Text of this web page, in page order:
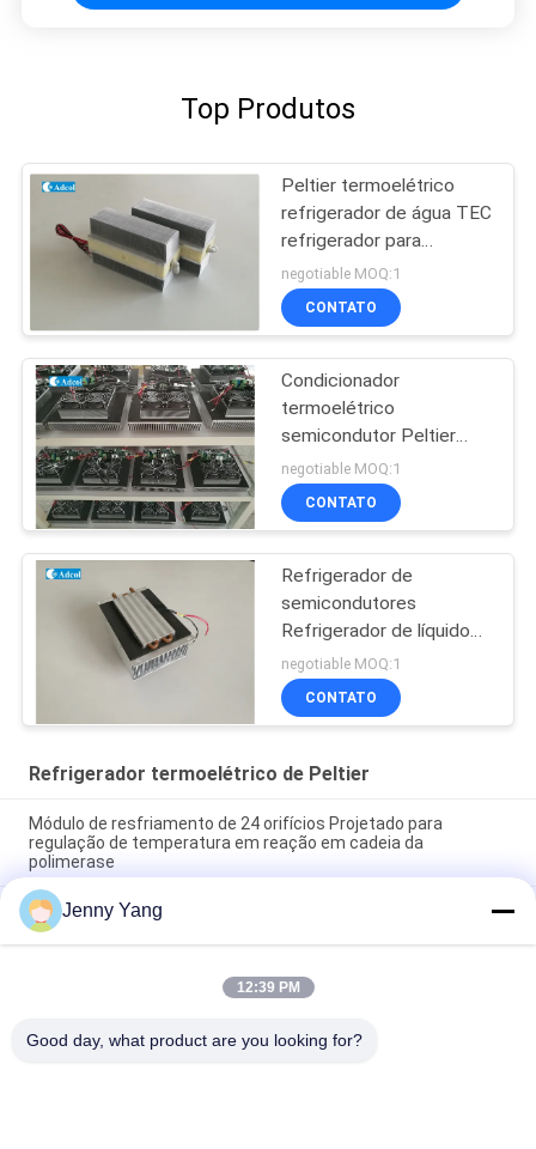
Top Produtos
Peltier termoelétrico
refrigerador de água TEC
refrigerador para
equipamentos médicos
negotiable MOQ:1
CONTATO
Condicionador
termoelétrico
semicondutor Peltier
Refrigerador
negotiable MOQ:1
CONTATO
Refrigerador de
semicondutores
Refrigerador de líquidos
termoelétrico
negotiable MOQ:1
CONTATO
Refrigerador termoelétrico de Peltier
Módulo de resfriamento de 24 orifícios Projetado para
regulação de temperatura em reação em cadeia da
polimerase
Módulo de resfriamento com 4 furos Projetado para
regulação de temperatura em reação em cadeia da
polimerase
Potência de refrigeração 10W Reunião termoelétrica de
Jenny Yang
12:39 PM
Good day, what product are you looking for?